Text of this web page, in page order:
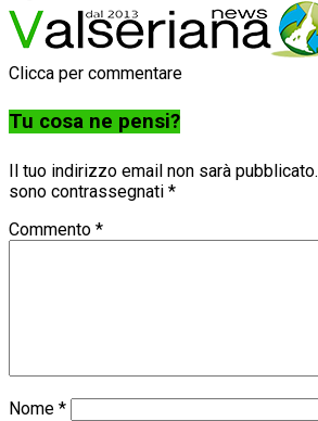
Clicca per commentare
Tu cosa ne pensi?
Il tuo indirizzo email non sarà pubblicato.
sono contrassegnati *
Commento *
Nome *